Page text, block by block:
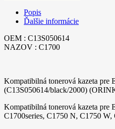
Popis
Ďalšie informácie
OEM : C13S050614
NAZOV : C1700
Kompatibilná tonerová kazeta pre
(C13S050614/black/2000)
Kompatibilná tonerová kazeta pre
C1700series, C1750 N, C1750